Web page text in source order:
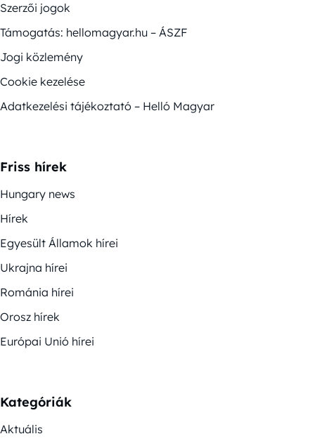
Szerzői jogok
Támogatás: hellomagyar.hu – ÁSZF
Jogi közlemény
Cookie kezelése
Adatkezelési tájékoztató – Helló Magyar
Friss hírek
Hungary news
Hírek
Egyesült Államok hírei
Ukrajna hírei
Románia hírei
Orosz hírek
Európai Unió hírei
Kategóriák
Aktuális